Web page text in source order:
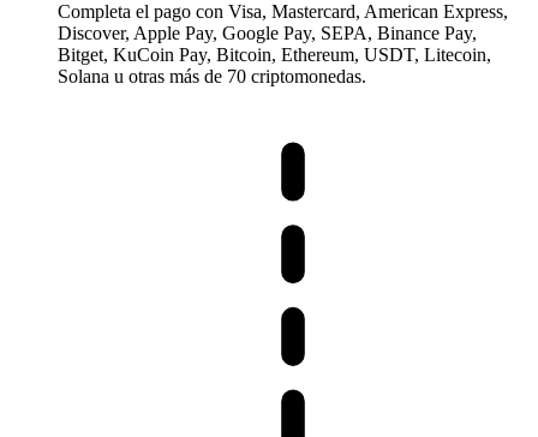
Completa el pago con Visa, Mastercard, American Express,
Discover, Apple Pay, Google Pay, SEPA, Binance Pay,
Bitget, KuCoin Pay, Bitcoin, Ethereum, USDT, Litecoin,
Solana u otras más de 70 criptomonedas.